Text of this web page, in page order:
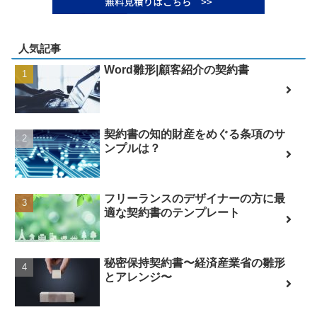
人気記事
Word雛形|顧客紹介の契約書
契約書の知的財産をめぐる条項のサ
ンプルは？
フリーランスのデザイナーの方に最
適な契約書のテンプレート
秘密保持契約書〜経済産業省の雛形
とアレンジ〜